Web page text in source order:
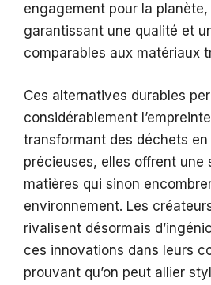
engagement pour la
garantissant une qualité et
comparables aux matériaux
Ces alternatives durables
considérablement
transformant des déchets en
précieuses, elles offrent une
matières qui sinon
environnement. Les
rivalisent désormais
ces innovations dans leurs
prouvant qu’on peut allier